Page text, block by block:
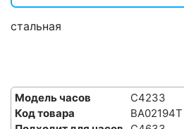
стальная
Модель часов
C4233
Код товара
BA02194T